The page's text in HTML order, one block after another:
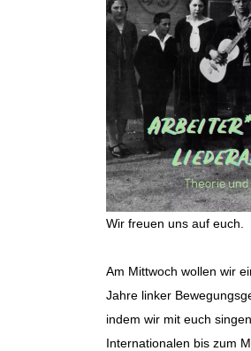
Wir freuen uns auf euch.
Am Mittwoch wollen wir
Jahre linker
indem wir mit euch
Internationalen bis zum